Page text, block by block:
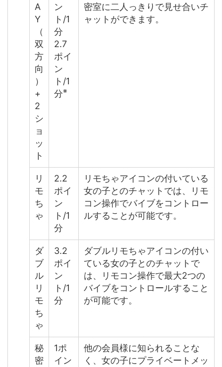
A
Y
（
双
方
向
）
+
2
シ
ョ
ッ
ト
ン
ト/1
分
2.7
ポイ
ン
ト/1
分※
密室に二人っきりで見せ合いチ
ャットができます。
リ
モ
ち
ゃ
2.2
ポイ
ン
ト/1
分
リモちゃアイコンの付いている
女の子とのチャットでは、リモ
コン操作でバイブをコントロー
ルすることが可能です。
ダ
ブ
ル
リ
モ
ち
ゃ
3.2
ポイ
ン
ト/1
分
ダブルリモちゃアイコンの付い
ている女の子とのチャットで
は、リモコン操作で最大2つの
バイブをコントロールすること
が可能です。
秘
密
1ポ
イン
他の会員様に知られることな
く、女の子にプライベートメッ